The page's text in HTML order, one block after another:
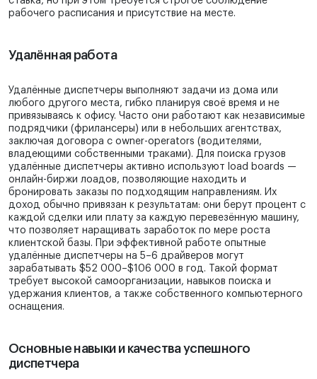
рабочего расписания и присутствие на месте.
Удалённая работа
Удалённые диспетчеры выполняют задачи из дома или
любого другого места, гибко планируя своё время и не
привязываясь к офису. Часто они работают как независимые
подрядчики (фрилансеры) или в небольших агентствах,
заключая договора с owner-operators (водителями,
владеющими собственными траками). Для поиска грузов
удалённые диспетчеры активно используют load boards —
онлайн-биржи лоадов, позволяющие находить и
бронировать заказы по подходящим направлениям. Их
доход обычно привязан к результатам: они берут процент с
каждой сделки или плату за каждую перевезённую машину,
что позволяет наращивать заработок по мере роста
клиентской базы. При эффективной работе опытные
удалённые диспетчеры на 5–6 драйверов могут
зарабатывать $52 000–$106 000 в год. Такой формат
требует высокой самоорганизации, навыков поиска и
удержания клиентов, а также собственного компьютерного
оснащения.
Основные навыки и качества успешного
диспетчера